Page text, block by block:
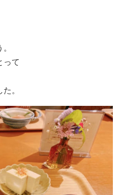
って
。